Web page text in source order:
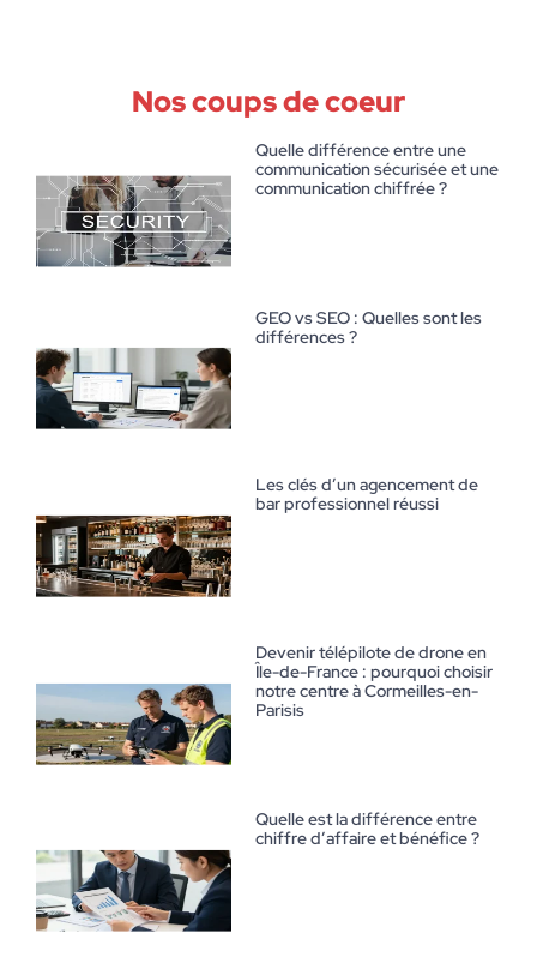
Nos coups de coeur
Quelle différence entre une
communication sécurisée et une
communication chiffrée ?
GEO vs SEO : Quelles sont les
différences ?
Les clés d’un agencement de
bar professionnel réussi
Devenir télépilote de drone en
Île-de-France : pourquoi choisir
notre centre à Cormeilles-en-
Parisis
Quelle est la différence entre
chiffre d’affaire et bénéfice ?